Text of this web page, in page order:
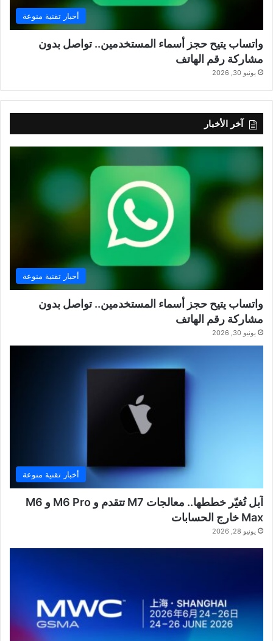
أخبار تقنية منوعة
واتساب يتيح حجز أسماء المستخدمين.. تواصل بدون
مشاركة رقم الهاتف
يونيو 30, 2026
آخر الأخبار
أخبار تقنية منوعة
واتساب يتيح حجز أسماء المستخدمين.. تواصل بدون
مشاركة رقم الهاتف
يونيو 30, 2026
أخبار تقنية منوعة
آبل تُغيّر خططها.. معالجات M7 تتقدم و M6 Pro و M6
Max خارج الحسابات
يونيو 28, 2026